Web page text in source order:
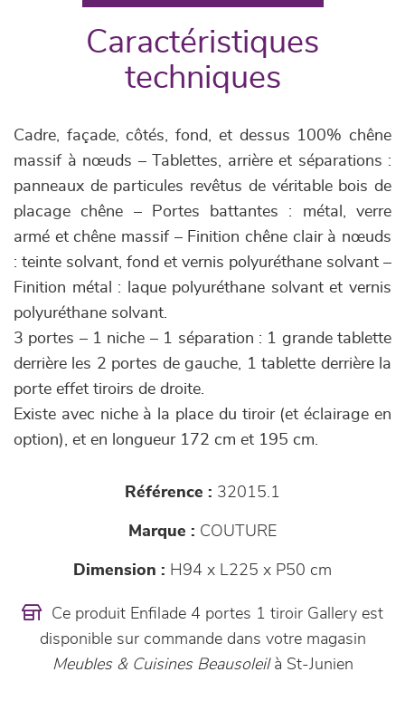
Caractéristiques
techniques
Cadre, façade, côtés, fond, et dessus 100% chêne
massif à nœuds – Tablettes, arrière et séparations :
panneaux de particules revêtus de véritable bois de
placage chêne – Portes battantes : métal, verre
armé et chêne massif – Finition chêne clair à nœuds
: teinte solvant, fond et vernis polyuréthane solvant –
Finition métal : laque polyuréthane solvant et vernis
polyuréthane solvant.
3 portes – 1 niche – 1 séparation : 1 grande tablette
derrière les 2 portes de gauche, 1 tablette derrière la
porte effet tiroirs de droite.
Existe avec niche à la place du tiroir (et éclairage en
option), et en longueur 172 cm et 195 cm.
Référence : 32015.1
Marque : COUTURE
Dimension : H94 x L225 x P50 cm
Ce produit Enfilade 4 portes 1 tiroir Gallery est
disponible sur commande dans votre magasin
Meubles & Cuisines Beausoleilà St-Junien